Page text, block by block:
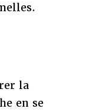
la
en se